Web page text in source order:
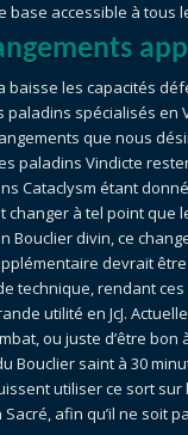
base accessible à tous
les capacités
paladins spécialisés
que nous
paladins Vindicte
Cataclysm étant
changer à tel point
Bouclier divin, ce
devrait
technique, rendant
utilité en JcJ.
ou juste d’être bon
Bouclier saint à 30
utiliser ce sort
afin qu’il ne soit